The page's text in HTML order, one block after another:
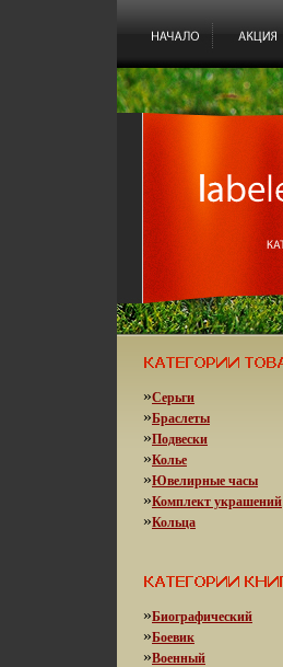
»Серьги
»Браслеты
»Подвески
»Колье
»Ювелирные часы
»Комплект украшений
»Кольца
»Биографический
»Боевик
»Военный